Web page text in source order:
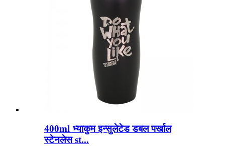
400ml भ्याकुम इन्सुलेटेड डबल पर्खाल
स्टेनलेस st...